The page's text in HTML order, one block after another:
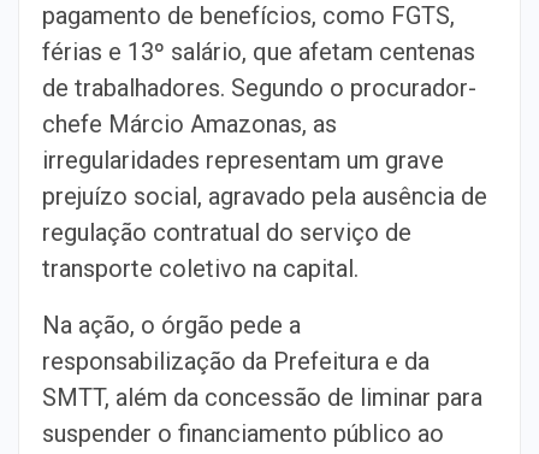
pagamento de benefícios, como FGTS,
férias e 13º salário, que afetam centenas
de trabalhadores. Segundo o procurador-
chefe Márcio Amazonas, as
irregularidades representam um grave
prejuízo social, agravado pela ausência de
regulação contratual do serviço de
transporte coletivo na capital.
Na ação, o órgão pede a
responsabilização da Prefeitura e da
SMTT, além da concessão de liminar para
suspender o financiamento público ao